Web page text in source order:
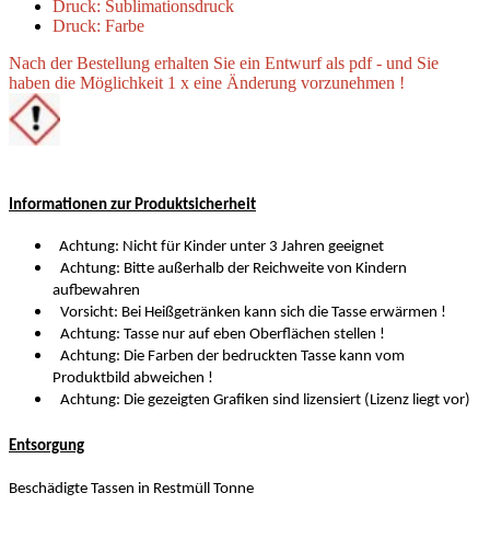
Druck: Sublimationsdruck
Druck: Farbe
Nach der Bestellung erhalten Sie ein Entwurf als pdf - und Sie
haben die Möglichkeit 1 x eine Änderung vorzunehmen !
Informationen zur Produktsicherheit
Achtung: Nicht für Kinder unter 3 Jahren geeignet
Achtung: Bitte außerhalb der Reichweite von Kindern
aufbewahren
Vorsicht: Bei Heißgetränken kann sich die Tasse erwärmen !
Achtung: Tasse nur auf eben Oberflächen stellen !
Achtung: Die Farben der bedruckten Tasse kann vom
Produktbild abweichen !
Achtung: Die gezeigten Grafiken sind lizensiert (Lizenz liegt vor)
Entsorgung
Beschädigte Tassen in Restmüll Tonne